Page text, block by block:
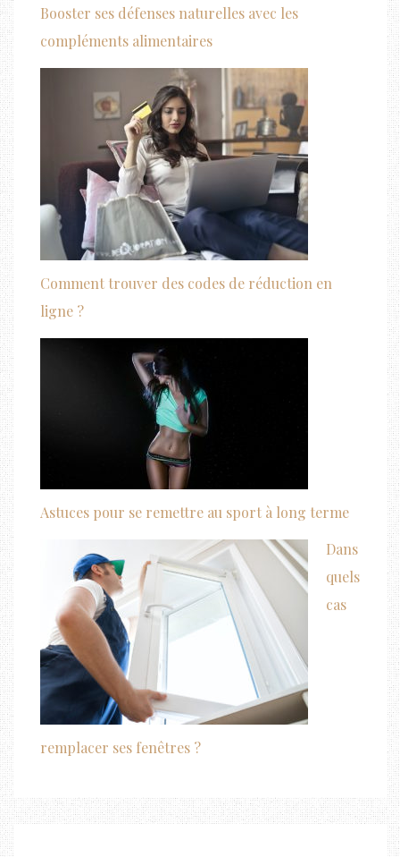
Booster ses défenses naturelles avec les
compléments alimentaires
Comment trouver des codes de réduction en
ligne ?
Astuces pour se remettre au sport à long terme
Dans
quels
cas
remplacer ses fenêtres ?